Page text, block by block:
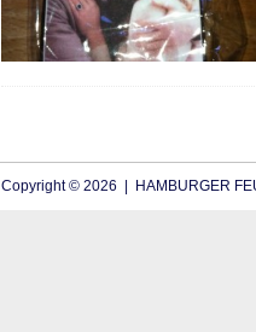
Copyright © 2026 | HAMBURGER